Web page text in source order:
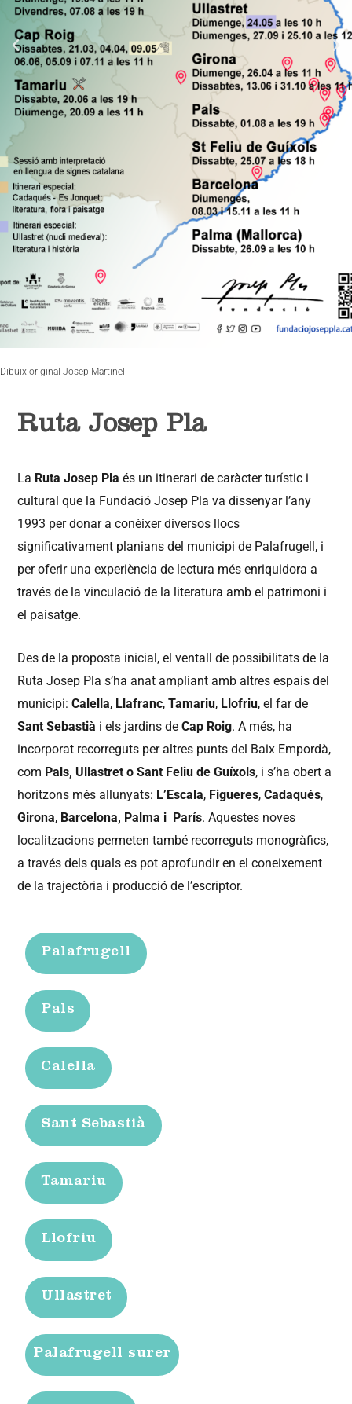
Dibuix original Josep Martinell
Ruta Josep Pla
La Ruta Josep Pla és un itinerari de caràcter turístic i
cultural que la Fundació Josep Pla va dissenyar l’any
1993 per donar a conèixer diversos llocs
significativament planians del municipi de Palafrugell, i
per oferir una experiència de lectura més enriquidora a
través de la vinculació de la literatura amb el patrimoni i
el paisatge.
Des de la proposta inicial, el ventall de possibilitats de la
Ruta Josep Pla s’ha anat ampliant amb altres espais del
municipi:Calella, Llafranc,Tamariu, Llofriu, el far de
Sant Sebastià i els jardins deCap Roig. A més, ha
incorporat recorreguts per altres punts del Baix Empordà,
com Pals, Ullastret o Sant Feliu de Guíxols, i s’ha obert a
horitzons més allunyats: L’Escala, Figueres,Cadaqués,
Girona, Barcelona, Palma i París. Aquestes noves
localitzacions permeten també recorreguts monogràfics,
a través dels quals es pot aprofundir en el coneixement
de la trajectòria i producció de l’escriptor.
Palafrugell
Pals
Calella
Sant Sebastià
Tamariu
Llofriu
Ullastret
Palafrugell surer